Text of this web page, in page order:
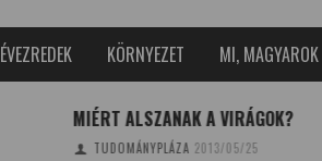
ÉVEZREDEK KÖRNYEZET MI, MAGYAROK
A RÓZSA GONDOZÁSA
TUDOMÁNYPLÁZA 2022/03/18